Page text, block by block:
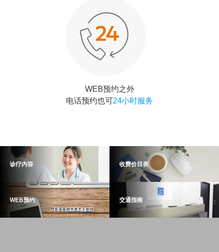
WEB预约之外
电话预约也可24小时服务
诊疗内容 收费价目表
WEB预约 交通指南